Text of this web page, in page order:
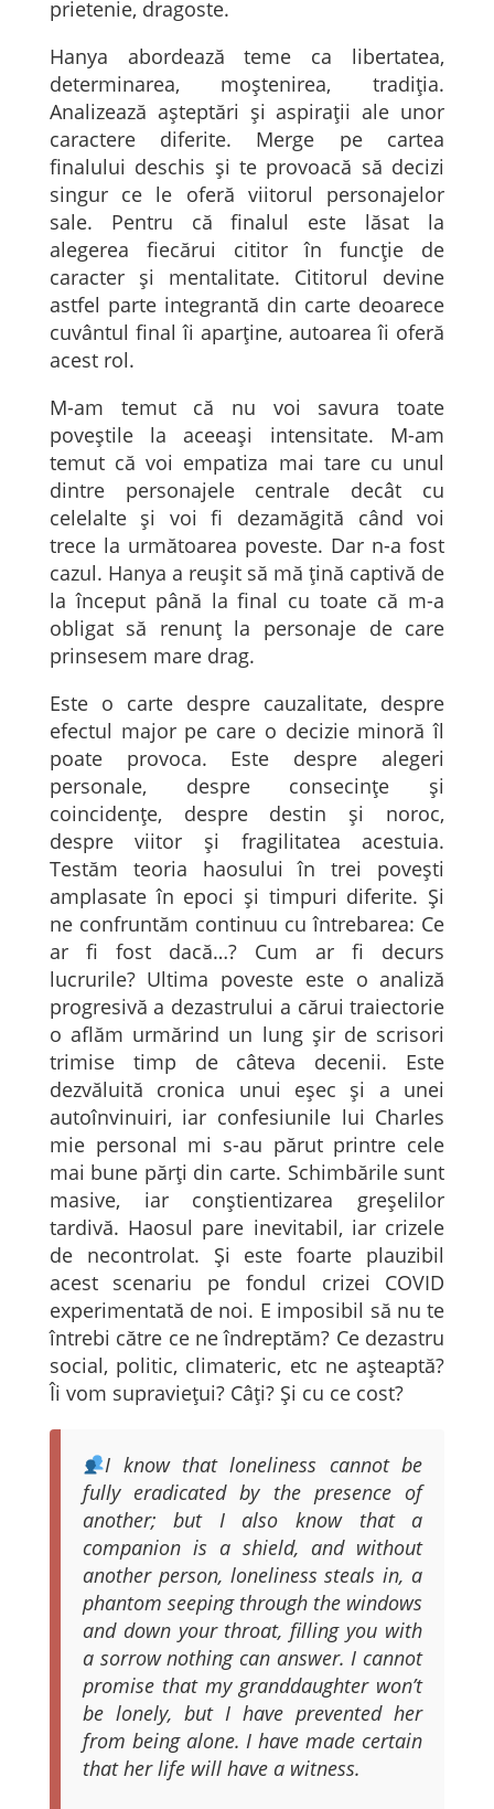
prietenie, dragoste.
Hanya abordează teme ca libertatea,
determinarea, moștenirea, tradiția.
Analizează așteptări și aspirații ale unor
caractere diferite. Merge pe cartea
finalului deschis și te provoacă să decizi
singur ce le oferă viitorul personajelor
sale. Pentru că finalul este lăsat la
alegerea fiecărui cititor în funcție de
caracter și mentalitate. Cititorul devine
astfel parte integrantă din carte deoarece
cuvântul final îi aparține, autoarea îi oferă
acest rol.
M-am temut că nu voi savura toate
poveștile la aceeași intensitate. M-am
temut că voi empatiza mai tare cu unul
dintre personajele centrale decât cu
celelalte și voi fi dezamăgită când voi
trece la următoarea poveste. Dar n-a fost
cazul. Hanya a reușit să mă țină captivă de
la început până la final cu toate că m-a
obligat să renunț la personaje de care
prinsesem mare drag.
Este o carte despre cauzalitate, despre
efectul major pe care o decizie minoră îl
poate provoca. Este despre alegeri
personale, despre consecințe și
coincidențe, despre destin și noroc,
despre viitor și fragilitatea acestuia.
Testăm teoria haosului în trei povești
amplasate în epoci și timpuri diferite. Și
ne confruntăm continuu cu întrebarea: Ce
ar fi fost dacă…? Cum ar fi decurs
lucrurile? Ultima poveste este o analiză
progresivă a dezastrului a cărui traiectorie
o aflăm urmărind un lung șir de scrisori
trimise timp de câteva decenii. Este
dezvăluită cronica unui eșec și a unei
autoînvinuiri, iar confesiunile lui Charles
mie personal mi s-au părut printre cele
mai bune părți din carte. Schimbările sunt
masive, iar conștientizarea greșelilor
tardivă. Haosul pare inevitabil, iar crizele
de necontrolat. Și este foarte plauzibil
acest scenariu pe fondul crizei COVID
experimentată de noi. E imposibil să nu te
întrebi către ce ne îndreptăm? Ce dezastru
social, politic, climateric, etc ne așteaptă?
Îi vom supraviețui? Câți? Și cu ce cost?
I know that loneliness cannot be
fully eradicated by the presence of
another; but I also know that a
companion is a shield, and without
another person, loneliness steals in, a
phantom seeping through the windows
and down your throat, filling you with
a sorrow nothing can answer. I cannot
promise that my granddaughter won’t
be lonely, but I have prevented her
from being alone. I have made certain
that her life will have a witness.